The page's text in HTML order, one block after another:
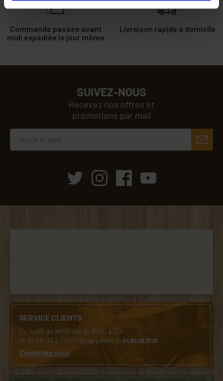
Commande passée avant
midi expédiée le jour même
Livraison rapide à domicile
SUIVEZ-NOUS
Recevez nos offres et
promotions par mail
SERVICE CLIENTS
Du lundi au vendredi de 8h30 à 12h
et de 13h30 à 17h00 en appelant le04 90 06 39 91
Contactez-nous